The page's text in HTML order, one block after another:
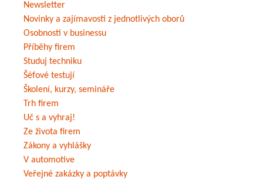
Newsletter
Novinky a zajímavosti z jednotlivých oborů
Osobnosti v businessu
Příběhy firem
Studuj techniku
Šéfové testují
Školení, kurzy, semináře
Trh firem
Uč s a vyhraj!
Ze života firem
Zákony a vyhlášky
V automotive
Veřejné zakázky a poptávky